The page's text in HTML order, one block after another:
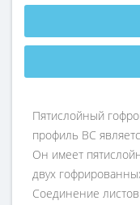
Пятислойный
профиль ВС
Он имеет
двух
Соединение